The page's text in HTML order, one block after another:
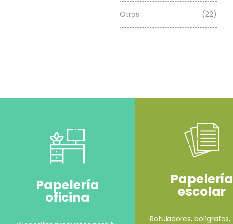
Otros (22)
Papelería
oficina
Papelería
escolar
Rotuladores, bolígrafos,